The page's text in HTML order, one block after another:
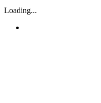
Loading...